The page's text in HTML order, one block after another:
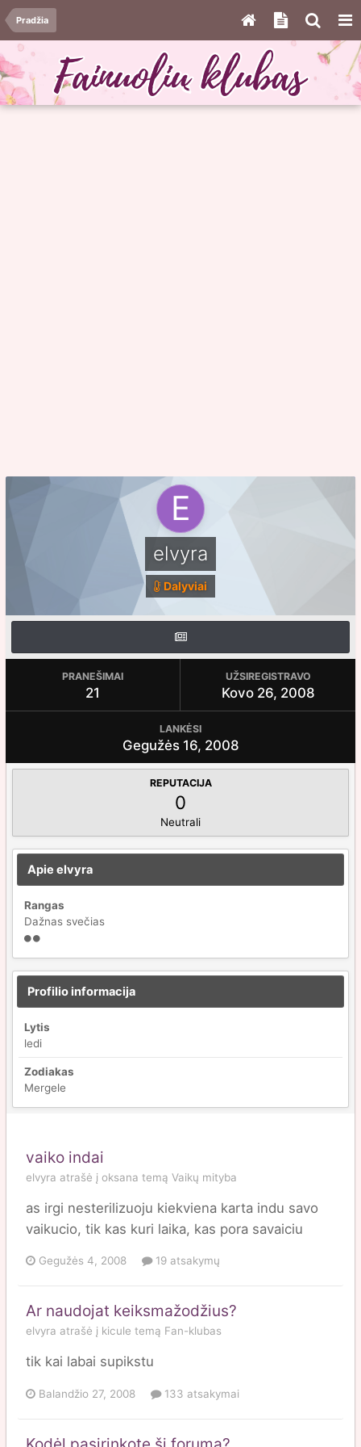
Pradžia
elvyra
Dalyviai
PRANEŠIMAI
21
UŽSIREGISTRAVO
Kovo 26, 2008
LANKĖSI
Gegužės 16, 2008
REPUTACIJA
0
Neutrali
Apie elvyra
Rangas
Dažnas svečias
Profilio informacija
Lytis
ledi
Zodiakas
Mergele
vaiko indai
elvyra atrašė į oksana temą Vaikų mityba
as irgi nesterilizuoju kiekviena karta indu savo
vaikucio, tik kas kuri laika, kas pora savaiciu
Gegužės 4, 2008 19 atsakymų
Ar naudojat keiksmažodžius?
elvyra atrašė į kicule temą Fan-klubas
tik kai labai supikstu
Balandžio 27, 2008 133 atsakymai